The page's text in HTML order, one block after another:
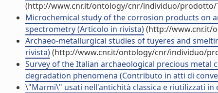
(http://www.cnr.it/ontology/cnr/individuo/prodotto/
Microchemical study of the corrosion products on
spectrometry (Articolo in rivista)(http://www.cnr.it/
Archaeo-metallurgical studies of tuyeres and
rivista)(http://www.cnr.it/ontology/cnr/individuo/
Survey of the Italian archaeological precious
degradation phenomena (Contributo in atti di
\"Marmi\" usati nell'antichità classica e riutilizzati